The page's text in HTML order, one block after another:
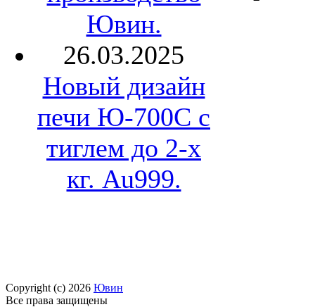
Ювин.
26.03.2025
Новый дизайн
печи Ю-700С с
тиглем до 2-х
кг. Au999.
Copyright (c) 2026 Ювин
Все права защищены